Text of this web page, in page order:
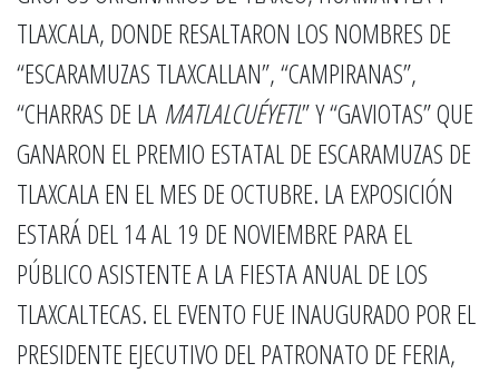
TLAXCALA, DONDE RESALTARON LOS NOMBRES DE
“ESCARAMUZAS TLAXCALLAN”, “CAMPIRANAS”,
“CHARRAS DE LA MATLALCUÉYETL” Y “GAVIOTAS” QUE
GANARON EL PREMIO ESTATAL DE ESCARAMUZAS DE
TLAXCALA EN EL MES DE OCTUBRE. LA EXPOSICIÓN
ESTARÁ DEL 14 AL 19 DE NOVIEMBRE PARA EL
PÚBLICO ASISTENTE A LA FIESTA ANUAL DE LOS
TLAXCALTECAS. EL EVENTO FUE INAUGURADO POR EL
PRESIDENTE EJECUTIVO DEL PATRONATO DE FERIA,